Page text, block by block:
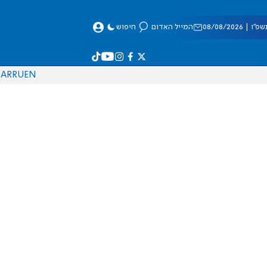
08/2026 המייל האדום חיפוש
EN
RU
AR